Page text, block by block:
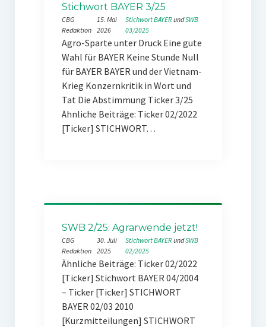
Stichwort BAYER 3/25
CBG
Redaktion
15. Mai
2026
Stichwort BAYER und SWB
03/2025
Agro-Sparte unter Druck Eine gute
Wahl für BAYER Keine Stunde Null
für BAYER BAYER und der Vietnam-
Krieg Konzernkritik in Wort und
Tat Die Abstimmung Ticker 3/25
Ähnliche Beiträge: Ticker 02/2022
[Ticker] STICHWORT…
SWB 2/25: Agrarwende jetzt!
CBG
Redaktion
30. Juli
2025
Stichwort BAYER und SWB
02/2025
Ähnliche Beiträge: Ticker 02/2022
[Ticker] Stichwort BAYER 04/2004
– Ticker [Ticker] STICHWORT
BAYER 02/03 2010
[Kurzmitteilungen] STICHWORT